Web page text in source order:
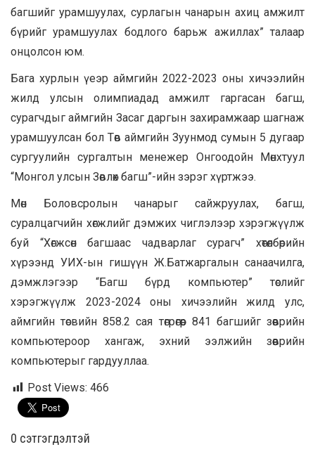
багшийг урамшуулах, сурлагын чанарын ахиц амжилт
бүрийг урамшуулах бодлого барьж ажиллах” талаар
онцолсон юм.
Бага хурлын үеэр аймгийн 2022-2023 оны хичээлийн
жилд улсын олимпиадад амжилт гаргасан багш,
сурагчдыг аймгийн Засаг даргын захирамжаар шагнаж
урамшуулсан бол Төв аймгийн Зуунмод сумын 5 дугаар
сургуулийн сургалтын менежер Онгоодойн Мөнхтуул
“Монгол улсын Зөвлөх багш”-ийн зэрэг хүртжээ.
Мөн Боловсролын чанарыг сайжруулах, багш,
суралцагчийн хөгжлийг дэмжих чиглэлээр хэрэгжүүлж
буй “Хөгжсөн багшаас чадварлаг сурагч” хөтөлбөрийн
хүрээнд УИХ-ын гишүүн Ж.Батжаргалын санаачилга,
дэмжлэгээр “Багш бүрд компьютер” төслийг
хэрэгжүүлж 2023-2024 оны хичээлийн жилд улс,
аймгийн төсвийн 858.2 сая төгрөгөөр 841 багшийг зөөврийн
компьютероор хангаж, эхний ээлжийн зөөврийн
компьютерыг гардууллаа.
Post Views: 466
0 cэтгэгдэлтэй